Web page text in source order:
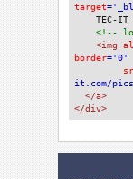
target
TEC-IT
<!--
<img
border='0'
it.com/
</a>
</div>